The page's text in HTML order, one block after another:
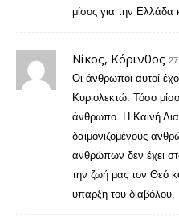
μίσος για την Ελλάδα
Νίκος, Κόρινθος
Οι άνθρωποι αυτοί
Κυριολεκτώ. Τόσο
άνθρωπο. Η Καινή
δαιμονιζομένους
ανθρώπων δεν έχει
την ζωή μας τον Θεό
ύπαρξη του διαβόλου.